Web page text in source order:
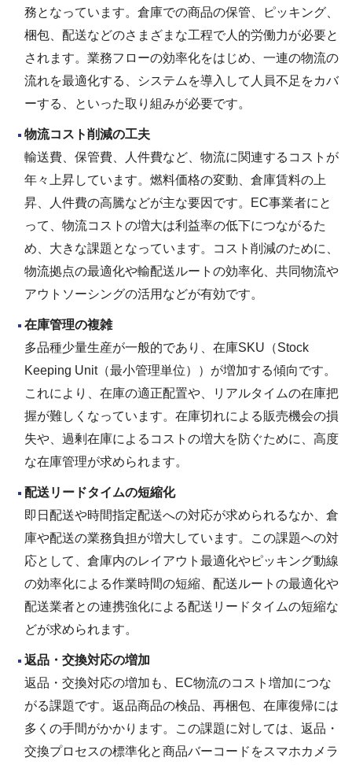
務となっています。倉庫での商品の保管、ピッキング、
梱包、配送などのさまざまな工程で人的労働力が必要と
されます。業務フローの効率化をはじめ、一連の物流の
流れを最適化する、システムを導入して人員不足をカバ
ーする、といった取り組みが必要です。
物流コスト削減の工夫
輸送費、保管費、人件費など、物流に関連するコストが
年々上昇しています。燃料価格の変動、倉庫賃料の上
昇、人件費の高騰などが主な要因です。EC事業者にと
って、物流コストの増大は利益率の低下につながるた
め、大きな課題となっています。コスト削減のために、
物流拠点の最適化や輸配送ルートの効率化、共同物流や
アウトソーシングの活用などが有効です。
在庫管理の複雑
多品種少量生産が一般的であり、在庫SKU（Stock
Keeping Unit（最小管理単位））が増加する傾向です。
これにより、在庫の適正配置や、リアルタイムの在庫把
握が難しくなっています。在庫切れによる販売機会の損
失や、過剰在庫によるコストの増大を防ぐために、高度
な在庫管理が求められます。
配送リードタイムの短縮化
即日配送や時間指定配送への対応が求められるなか、倉
庫や配送の業務負担が増大しています。この課題への対
応として、倉庫内のレイアウト最適化やピッキング動線
の効率化による作業時間の短縮、配送ルートの最適化や
配送業者との連携強化による配送リードタイムの短縮な
どが求められます。
返品・交換対応の増加
返品・交換対応の増加も、EC物流のコスト増加につな
がる課題です。返品商品の検品、再梱包、在庫復帰には
多くの手間がかかります。この課題に対しては、返品・
交換プロセスの標準化と商品バーコードをスマホカメラ